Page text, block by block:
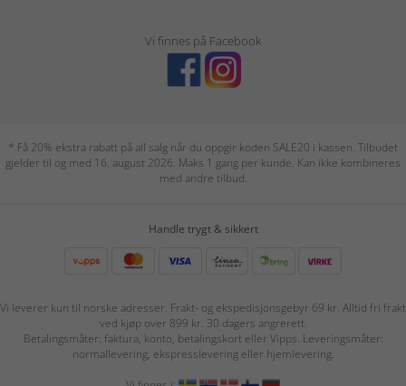
Vi finnes på Facebook
* Få 20% ekstra rabatt på all salg når du oppgir koden SALE20 i kassen. Tilbudet
gjelder til og med 16. august 2026. Maks 1 gang per kunde. Kan ikke kombineres
med andre tilbud.
Handle trygt & sikkert
Vi leverer kun til norske adresser. Frakt- og ekspedisjonsgebyr 69 kr. Alltid fri frakt
ved kjøp over 899 kr. 30 dagers angrerett.
Betalingsmåter: faktura, konto, betalingskort eller Vipps. Leveringsmåter:
normallevering, ekspresslevering eller hjemlevering.